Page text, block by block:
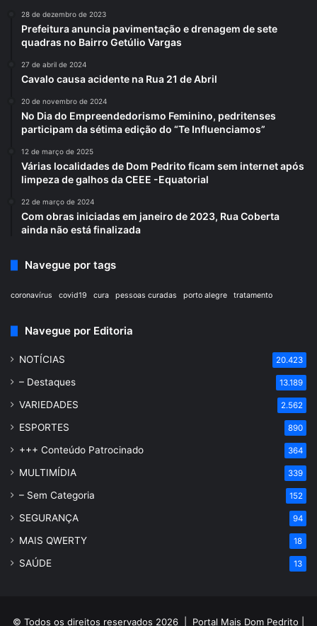
28 de dezembro de 2023
Prefeitura anuncia pavimentação e drenagem de sete
quadras no Bairro Getúlio Vargas
27 de abril de 2024
Cavalo causa acidente na Rua 21 de Abril
20 de novembro de 2024
No Dia do Empreendedorismo Feminino, pedritenses
participam da sétima edição do “Te Influenciamos”
12 de março de 2025
Várias localidades de Dom Pedrito ficam sem internet após
limpeza de galhos da CEEE -Equatorial
22 de março de 2024
Com obras iniciadas em janeiro de 2023, Rua Coberta
ainda não está finalizada
Navegue por tags
coronavírus covid19 cura pessoas curadas porto alegre tratamento
Navegue por Editoria
NOTÍCIAS 20.423
– Destaques 13.189
VARIEDADES 2.562
ESPORTES 890
+++ Conteúdo Patrocinado 364
MULTIMÍDIA 339
– Sem Categoria 152
SEGURANÇA 94
MAIS QWERTY 18
SAÚDE 13
© Todos os direitos reservados 2026 | Portal Mais Dom Pedrito